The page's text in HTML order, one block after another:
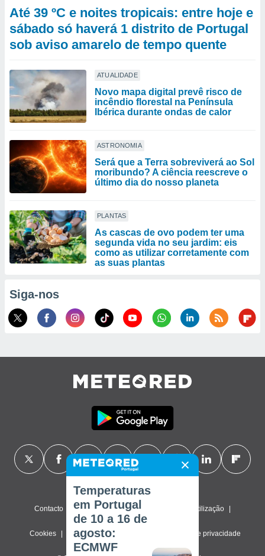
Até 39 ºC e noites tropicais: entre hoje e
sábado só haverá 1 distrito de Portugal
sob aviso amarelo de tempo quente
ATUALIDADE
Novo mapa digital prevê risco de
incêndio florestal na Península
Ibérica durante ondas de calor
ASTRONOMIA
Será que a Terra sobreviverá ao Sol
moribundo? A ciência reescreve o
último dia do nosso planeta
PLANTAS
As cascas de ovo podem ter uma
segunda vida no seu jardim: eis
como as utilizar corretamente com
as suas plantas
Siga-nos
Contacto Sobre nós FAQ Termos de utilização
Cookies Política de privacidade Definições de privacidade
Temperaturas
em Portugal
de 10 a 16 de
agosto:
ECMWF